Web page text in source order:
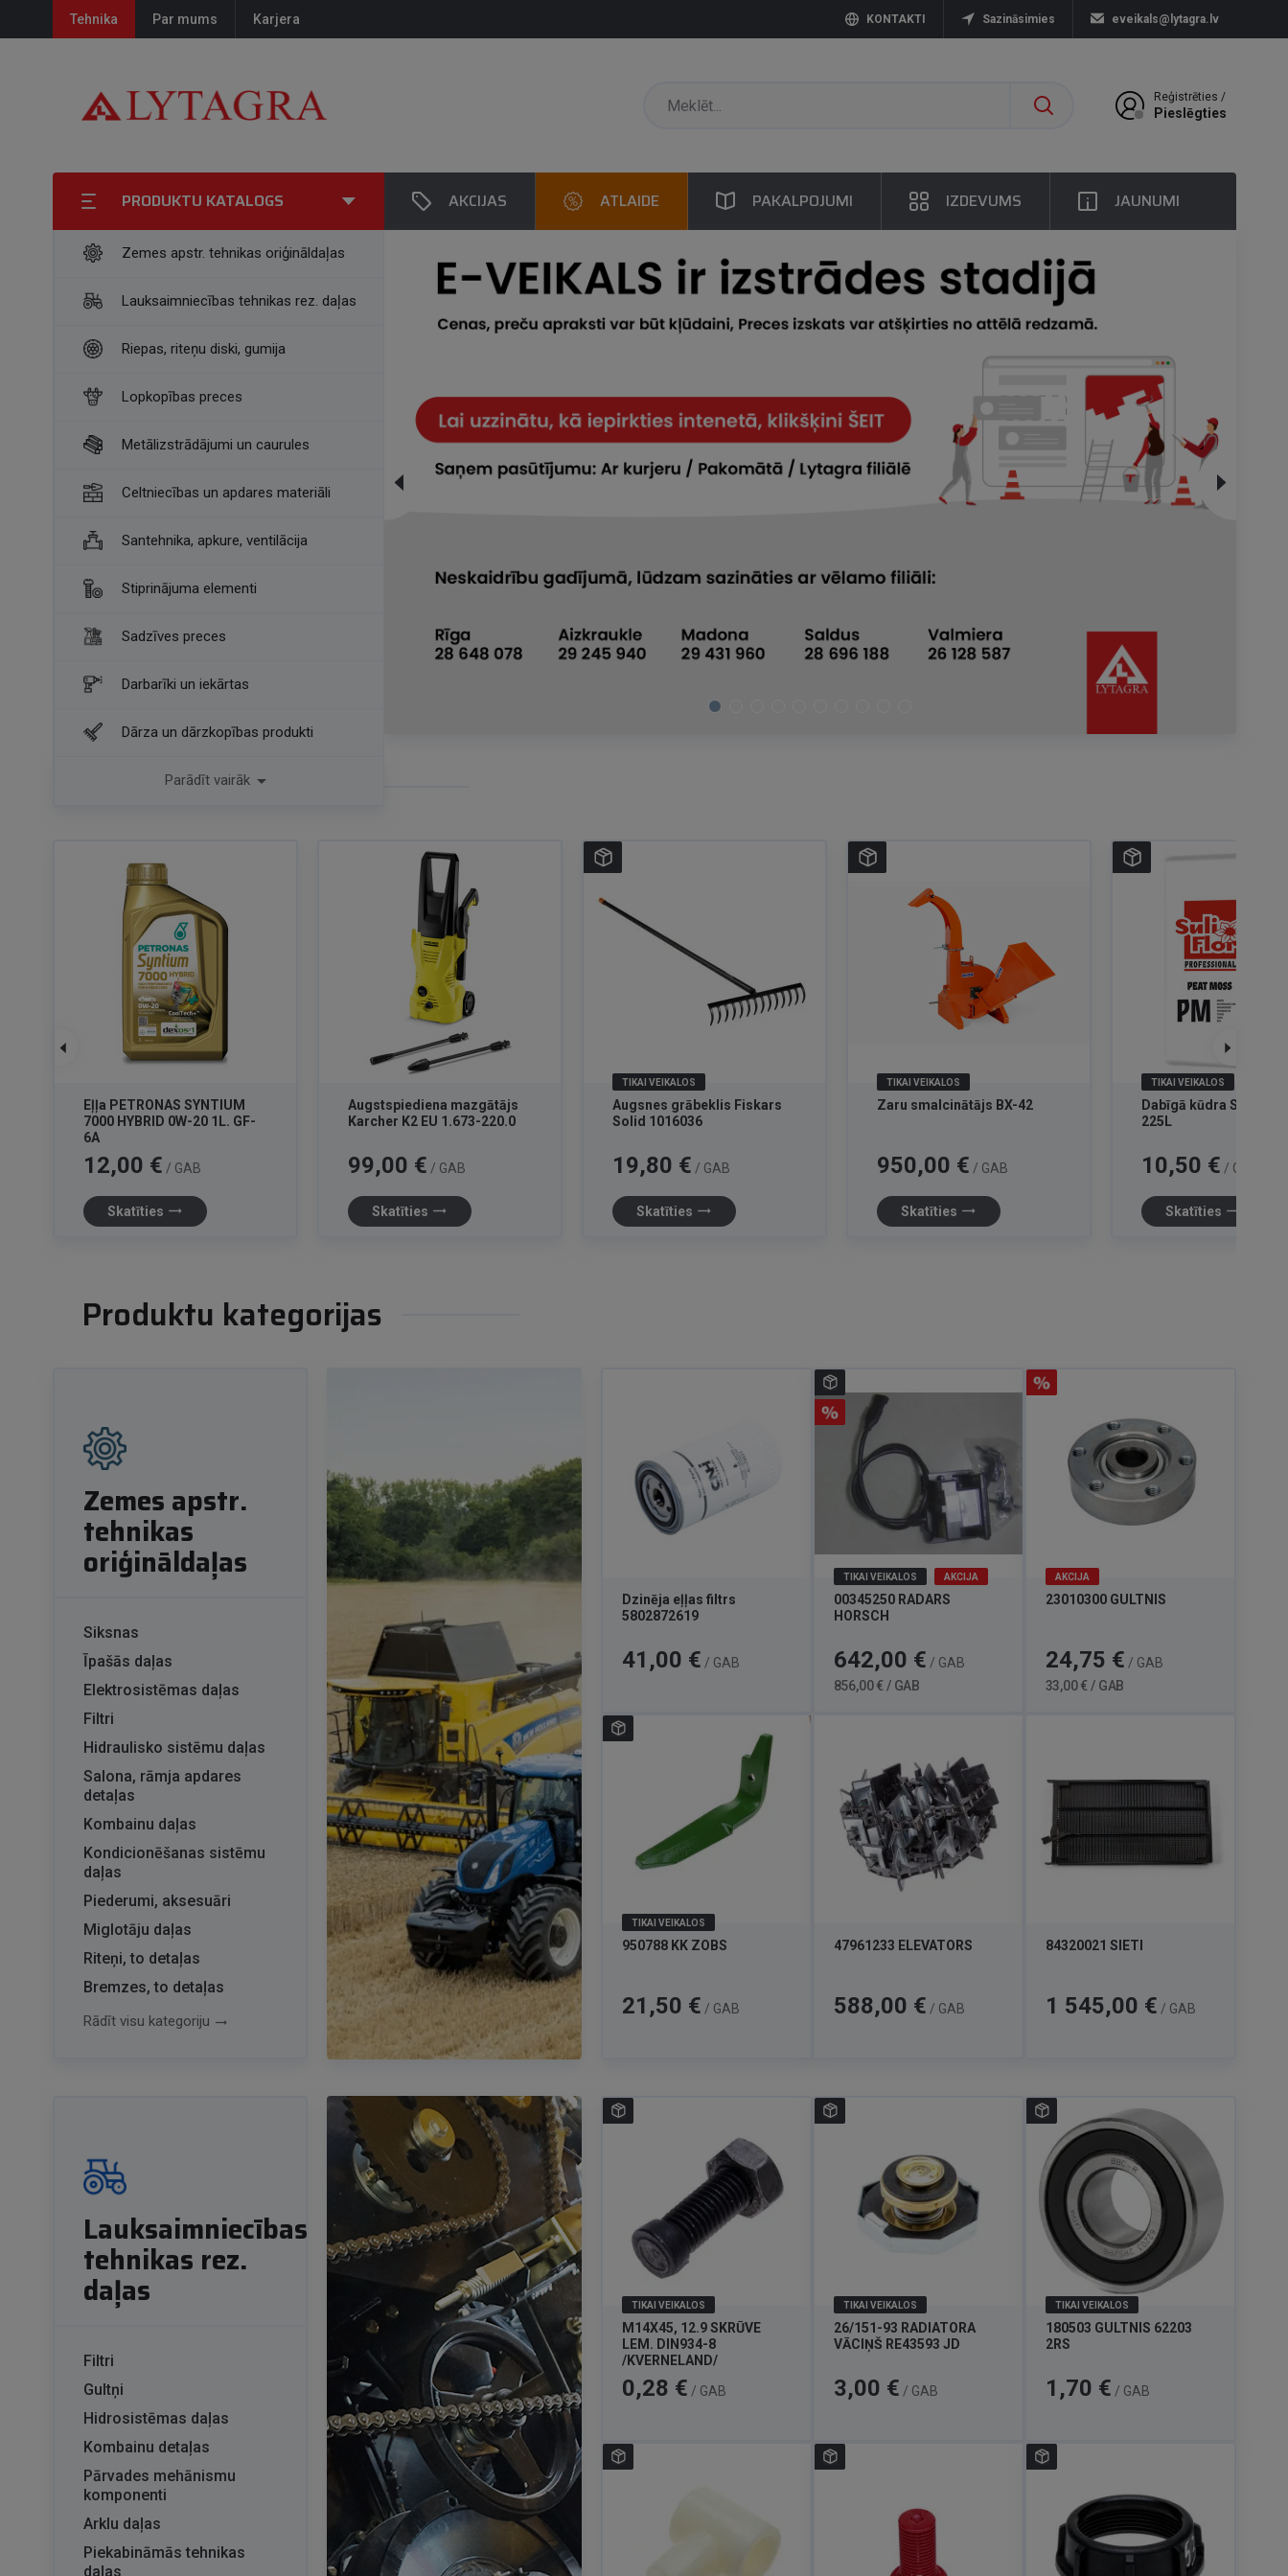
Tehnika Par mums Karjera KONTAKTI Sazināsimies eveikals@lytagra.lv
Reģistrēties /
Pieslēgties
PRODUKTU KATALOGS
Zemes apstr. tehnikas oriģināldaļas
Lauksaimniecības tehnikas rez. daļas
Riepas, riteņu diski, gumija
Lopkopības preces
Metālizstrādājumi un caurules
Celtniecības un apdares materiāli
Santehnika, apkure, ventilācija
Stiprinājuma elementi
Sadzīves preces
Darbarīki un iekārtas
Dārza un dārzkopības produkti
Parādīt vairāk
AKCIJAS ATLAIDE PAKALPOJUMI IZDEVUMS JAUNUMI
Piedāvājumi jums
Eļļa PETRONAS SYNTIUM
7000 HYBRID 0W-20 1L. GF-
6A
Cena
12,00 € / GAB
Skatīties trending_flat
Augstspiediena mazgātājs
Karcher K2 EU 1.673-220.0
Cena
99,00 € / GAB
Skatīties trending_flat
TIKAI VEIKALOS
Augsnes grābeklis Fiskars
Solid 1016036
Cena
19,80 € / GAB
Skatīties trending_flat
TIKAI VEIKALOS
Zaru smalcinātājs BX-42
Cena
950,00 € / GAB
Skatīties trending_flat
TIKAI VEIKALOS
Dabīgā kūdra Suliflor
225L
Cena
10,50 € / GAB
Skatīties trending_flat
Produktu kategorijas
Zemes apstr.
tehnikas
oriģināldaļas
Siksnas
Īpašās daļas
Elektrosistēmas daļas
Filtri
Hidraulisko sistēmu daļas
Salona, rāmja apdares
detaļas
Kombainu daļas
Kondicionēšanas sistēmu
daļas
Piederumi, aksesuāri
Miglotāju daļas
Riteņi, to detaļas
Bremzes, to detaļas
Rādīt visu kategoriju trending_flat
Dzinēja eļļas filtrs
5802872619
Cena
41,00 € / GAB
TIKAI VEIKALOS AKCIJA
00345250 RADARS
HORSCH
Cena
642,00 € / GABcena
856,00 € / GAB
AKCIJA
23010300 GULTNIS
Cena
24,75 € / GABcena
33,00 € / GAB
TIKAI VEIKALOS
950788 KK ZOBS
Cena
21,50 € / GAB
47961233 ELEVATORS
Cena
588,00 € / GAB
84320021 SIETI
Cena
1 545,00 € / GAB
Lauksaimniecības
tehnikas rez.
daļas
Filtri
Gultņi
Hidrosistēmas daļas
Kombainu detaļas
Pārvades mehānismu
komponenti
Arklu daļas
Piekabināmās tehnikas
daļas
TIKAI VEIKALOS
M14X45, 12.9 SKRŪVE
LEM. DIN934-8
/KVERNELAND/
Cena
0,28 € / GAB
TIKAI VEIKALOS
26/151-93 RADIATORA
VĀCIŅŠ RE43593 JD
Cena
3,00 € / GAB
TIKAI VEIKALOS
180503 GULTNIS 62203
2RS
Cena
1,70 € / GAB